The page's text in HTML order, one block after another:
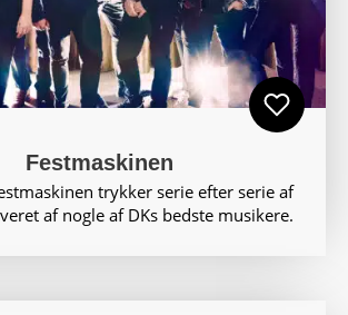
Festmaskinen
trykker serie efter serie af
af nogle af DKs bedste musikere.